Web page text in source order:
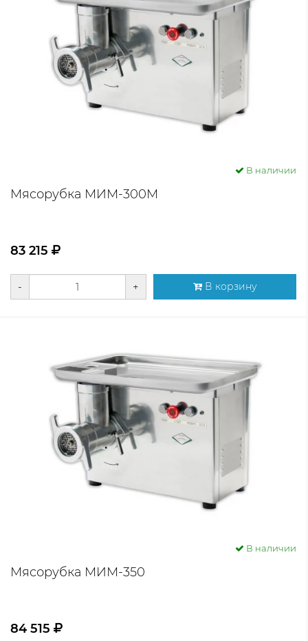
В наличии
Мясорубка МИМ-300М
83 215
- + В корзину
В наличии
Мясорубка МИМ-350
84 515